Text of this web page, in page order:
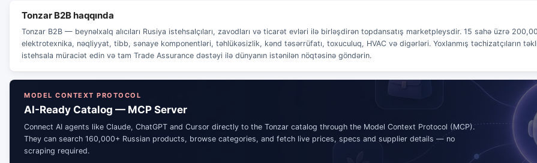
Tonzar B2B haqqında
Tonzar B2B — beynəlxalq alıcıları Rusiya istehsalçıları, zavodları və ticarət evləri ilə birləşdirən topdansatış marketpleysdir. 15 sahə üzrə
elektrotexnika, nəqliyyat, tibb, sənaye komponentləri, təhlükəsizlik, kənd təsərrüfatı, toxuculuq, HVAC və digərləri. Yoxlanmış təchizatçıların
istehsala müraciət edin və tam Trade Assurance dəstəyi ilə dünyanın istənilən nöqtəsinə göndərin.
MODEL CONTEXT PROTOCOL
AI-Ready Catalog — MCP Server
Connect AI agents like Claude, ChatGPT and Cursor directly to the Tonzar catalog through the Model Context Protocol (MCP).
They can search 160,000+ Russian products, browse categories, and fetch live prices, specs and supplier details — no
scraping required.